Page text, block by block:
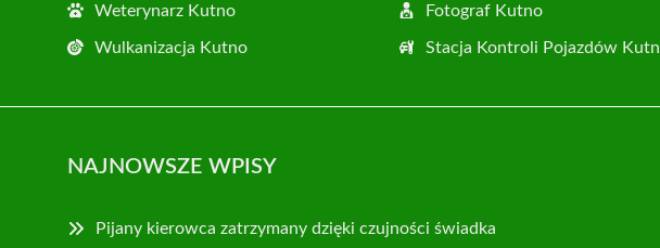
Weterynarz Kutno Fotograf Kutno
Wulkanizacja Kutno Stacja Kontroli Pojazdów
NAJNOWSZE WPISY
Pijany kierowca zatrzymany dzięki czujności świadka